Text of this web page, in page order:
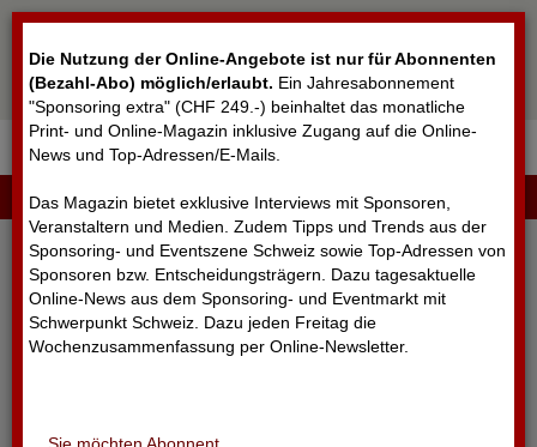
Die Nutzung der Online-Angebote ist nur für Abonnenten
(Bezahl-Abo) möglich/erlaubt. Ein Jahresabonnement
"Sponsoring extra" (CHF 249.-) beinhaltet das monatliche
Print- und Online-Magazin inklusive Zugang auf die Online-
News und Top-Adressen/E-Mails.
Das Magazin bietet exklusive Interviews mit Sponsoren,
Veranstaltern und Medien. Zudem Tipps und Trends aus der
Sponsoring- und Eventszene Schweiz sowie Top-Adressen von
Sponsoren bzw. Entscheidungsträgern. Dazu tagesaktuelle
Online-News aus dem Sponsoring- und Eventmarkt mit
Schwerpunkt Schweiz. Dazu jeden Freitag die
Wochenzusammenfassung per Online-Newsletter.
LOGIN
Cookie-Einstellungen